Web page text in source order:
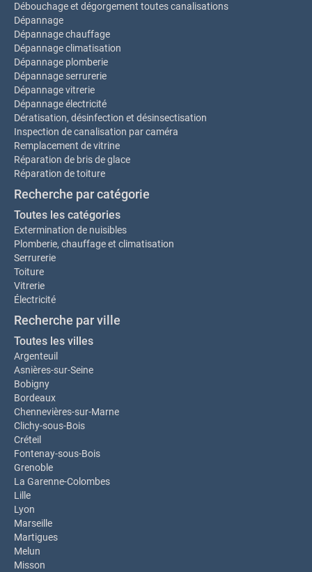
Débouchage et dégorgement toutes canalisations
Dépannage
Dépannage chauffage
Dépannage climatisation
Dépannage plomberie
Dépannage serrurerie
Dépannage vitrerie
Dépannage électricité
Dératisation, désinfection et désinsectisation
Inspection de canalisation par caméra
Remplacement de vitrine
Réparation de bris de glace
Réparation de toiture
Recherche par catégorie
Toutes les catégories
Extermination de nuisibles
Plomberie, chauffage et climatisation
Serrurerie
Toiture
Vitrerie
Électricité
Recherche par ville
Toutes les villes
Argenteuil
Asnières-sur-Seine
Bobigny
Bordeaux
Chennevières-sur-Marne
Clichy-sous-Bois
Créteil
Fontenay-sous-Bois
Grenoble
La Garenne-Colombes
Lille
Lyon
Marseille
Martigues
Melun
Misson